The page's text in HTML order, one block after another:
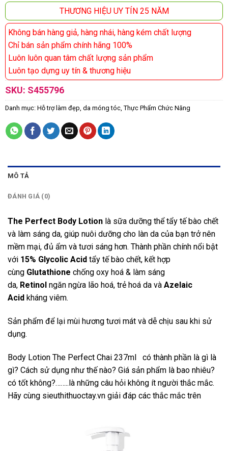
THƯƠNG HIỆU UY TÍN 25 NĂM
Không bán hàng giả, hàng nhái, hàng kém chất lượng
Chỉ bán sản phẩm chính hãng 100%
Luôn luôn quan tâm chất lượng sản phẩm
Luôn tạo dựng uy tín & thương hiệu
SKU: S455796
Danh mục: Hỗ trợ làm đẹp, da móng tóc, Thực Phẩm Chức Năng
MÔ TẢ
ĐÁNH GIÁ (0)
The Perfect Body Lotion là sữa dưỡng thể tẩy tế bào chết
và làm sáng da, giúp nuôi dưỡng cho làn da của bạn trở nên
mềm mại, đủ ẩm và tươi sáng hơn. Thành phần chính nổi bật
với 15% Glycolic Acid tẩy tế bào chết, kết hợp
cùng Glutathione chống oxy hoá & làm sáng
da, Retinol ngăn ngừa lão hoá, trẻ hoá da và Azelaic
Acid kháng viêm.
Sản phẩm để lại mùi hương tươi mát và dễ chịu sau khi sử
dụng.
Body Lotion The Perfect Chai 237ml
có thành phần là gì là
gì? Cách sử dụng như thế nào? Giá sản phẩm là bao nhiêu?
có tốt không?……..là những câu hỏi không ít người thắc mắc.
Hãy cùng sieuthithuoctay.vn giải đáp các thắc mắc trên